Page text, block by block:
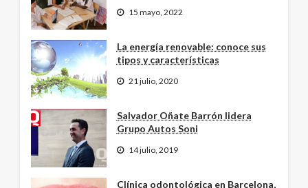
15 mayo, 2022
La energía renovable: conoce sus
tipos y características
21 julio, 2020
Salvador Oñate Barrón lidera
Grupo Autos Soni
14 julio, 2019
Clínica odontológica en Barcelona,